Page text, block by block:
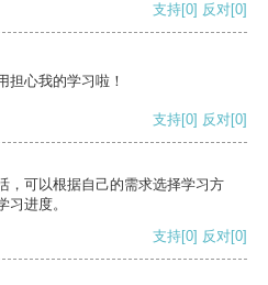
支持[0] 反对[0]
担心我的学习啦！
支持[0] 反对[0]
，可以根据自己的需求选择学习方
进度。
支持[0] 反对[0]